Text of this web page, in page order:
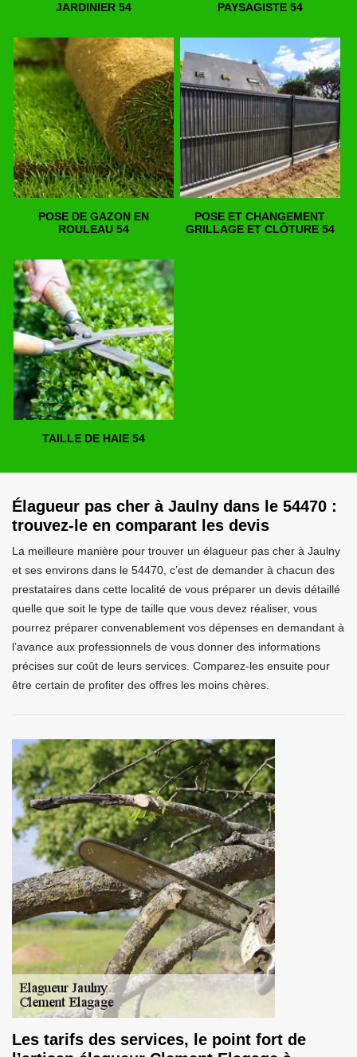
JARDINIER 54 PAYSAGISTE 54
POSE DE GAZON EN
ROULEAU 54
POSE ET CHANGEMENT
GRILLAGE ET CLÔTURE 54
TAILLE DE HAIE 54
Élagueur pas cher à Jaulny dans le 54470 :
trouvez-le en comparant les devis
La meilleure manière pour trouver un élagueur pas cher à Jaulny
et ses environs dans le 54470, c’est de demander à chacun des
prestataires dans cette localité de vous préparer un devis détaillé
quelle que soit le type de taille que vous devez réaliser, vous
pourrez préparer convenablement vos dépenses en demandant à
l’avance aux professionnels de vous donner des informations
précises sur coût de leurs services. Comparez-les ensuite pour
être certain de profiter des offres les moins chères.
Les tarifs des services, le point fort de